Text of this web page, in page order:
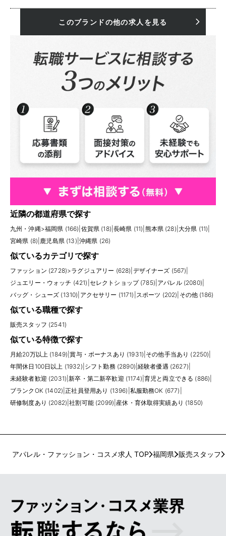
このブランドの他の求人を見る
近隣の都道府県で探す
九州・沖縄>福岡県 (166) 佐賀県 (18) |長崎県 (11) 熊本県 (28) 大分県 (11)
宮崎県 (8) 鹿児島県 (13) 沖縄県 (26)
似ているカテゴリで探す
ファッション (2728)>ラグジュアリー (628) デザイナーズ (567)
ジュエリー・ウォッチ (421) セレクトショップ (785) アパレル (2080)
バッグ・シューズ (1310) アクセサリー (1171) スポーツ (202) その他 (186)
似ている職種で探す
販売スタッフ (2541)
似ている特徴で探す
月給20万以上 (1849) |賞与・ボーナスあり (1931) その他手当あり (2250)
年間休日100日以上 (1932) シフト勤務 (2890) 経験者優遇 (2627)
未経験者歓迎 (2031) |新卒・第二新卒歓迎 (1174) 育児と両立できる (886)
ブランクOK (1402) |正社員登用あり (1396) 私服勤務OK (677)
研修制度あり (2082) |社割可能 (2099) 産休・育休取得実績あり (1850)
アパレル・ファッション・コスメ求人 TOP 福岡県 販売スタッフ